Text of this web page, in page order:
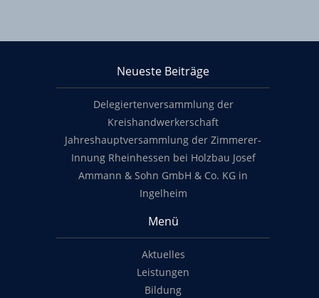
Neueste Beiträge
Delegiertenversammlung der
Kreishandwerkerschaft
Jahreshauptversammlung der Zimmerer-
Innung Rheinhessen bei Holzbau Josef
Ammann & Sohn GmbH & Co. KG in
Ingelheim
Menü
Aktuelles
Leistungen
Bildung